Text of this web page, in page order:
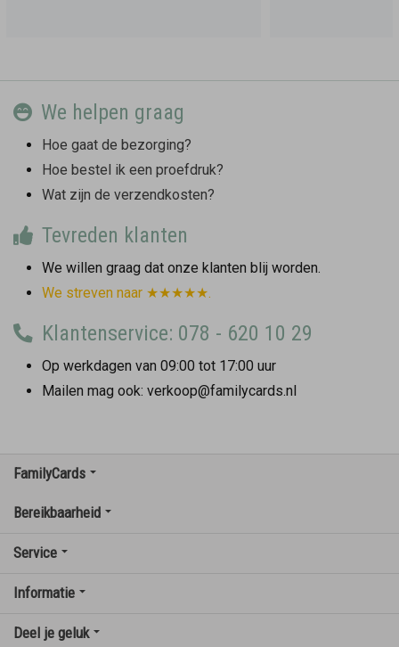
We helpen graag
Hoe gaat de bezorging?
Hoe bestel ik een proefdruk?
Wat zijn de verzendkosten?
Tevreden klanten
We willen graag dat onze klanten blij worden.
We streven naar ★★★★★.
Klantenservice: 078 - 620 10 29
Op werkdagen van 09:00 tot 17:00 uur
Mailen mag ook: verkoop@familycards.nl
FamilyCards
Bereikbaarheid
Service
Informatie
Deel je geluk